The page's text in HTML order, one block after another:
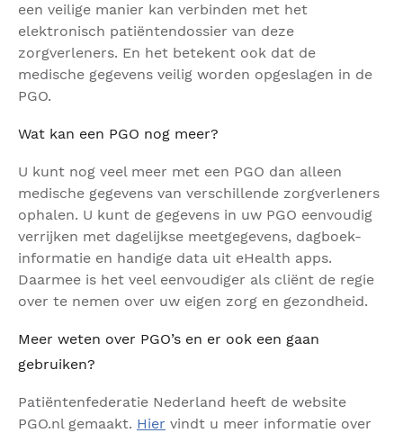
een veilige manier kan verbinden met het
elektronisch patiëntendossier van deze
zorgverleners. En het betekent ook dat de
medische gegevens veilig worden opgeslagen in de
PGO.
Wat kan een PGO nog meer?
U kunt nog veel meer met een PGO dan alleen
medische gegevens van verschillende zorgverleners
ophalen. U kunt de gegevens in uw PGO eenvoudig
verrijken met dagelijkse meetgegevens, dagboek-
informatie en handige data uit eHealth apps.
Daarmee is het veel eenvoudiger als cliënt de regie
over te nemen over uw eigen zorg en gezondheid.
Meer weten over PGO’s en er ook een gaan
gebruiken?
Patiëntenfederatie Nederland heeft de website
PGO.nl gemaakt. Hier vindt u meer informatie over